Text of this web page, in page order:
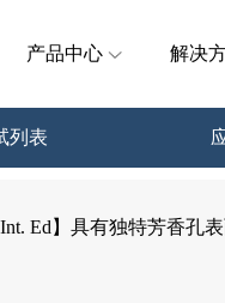
产品中心 解决
列表
Int. Ed】具有独特芳香